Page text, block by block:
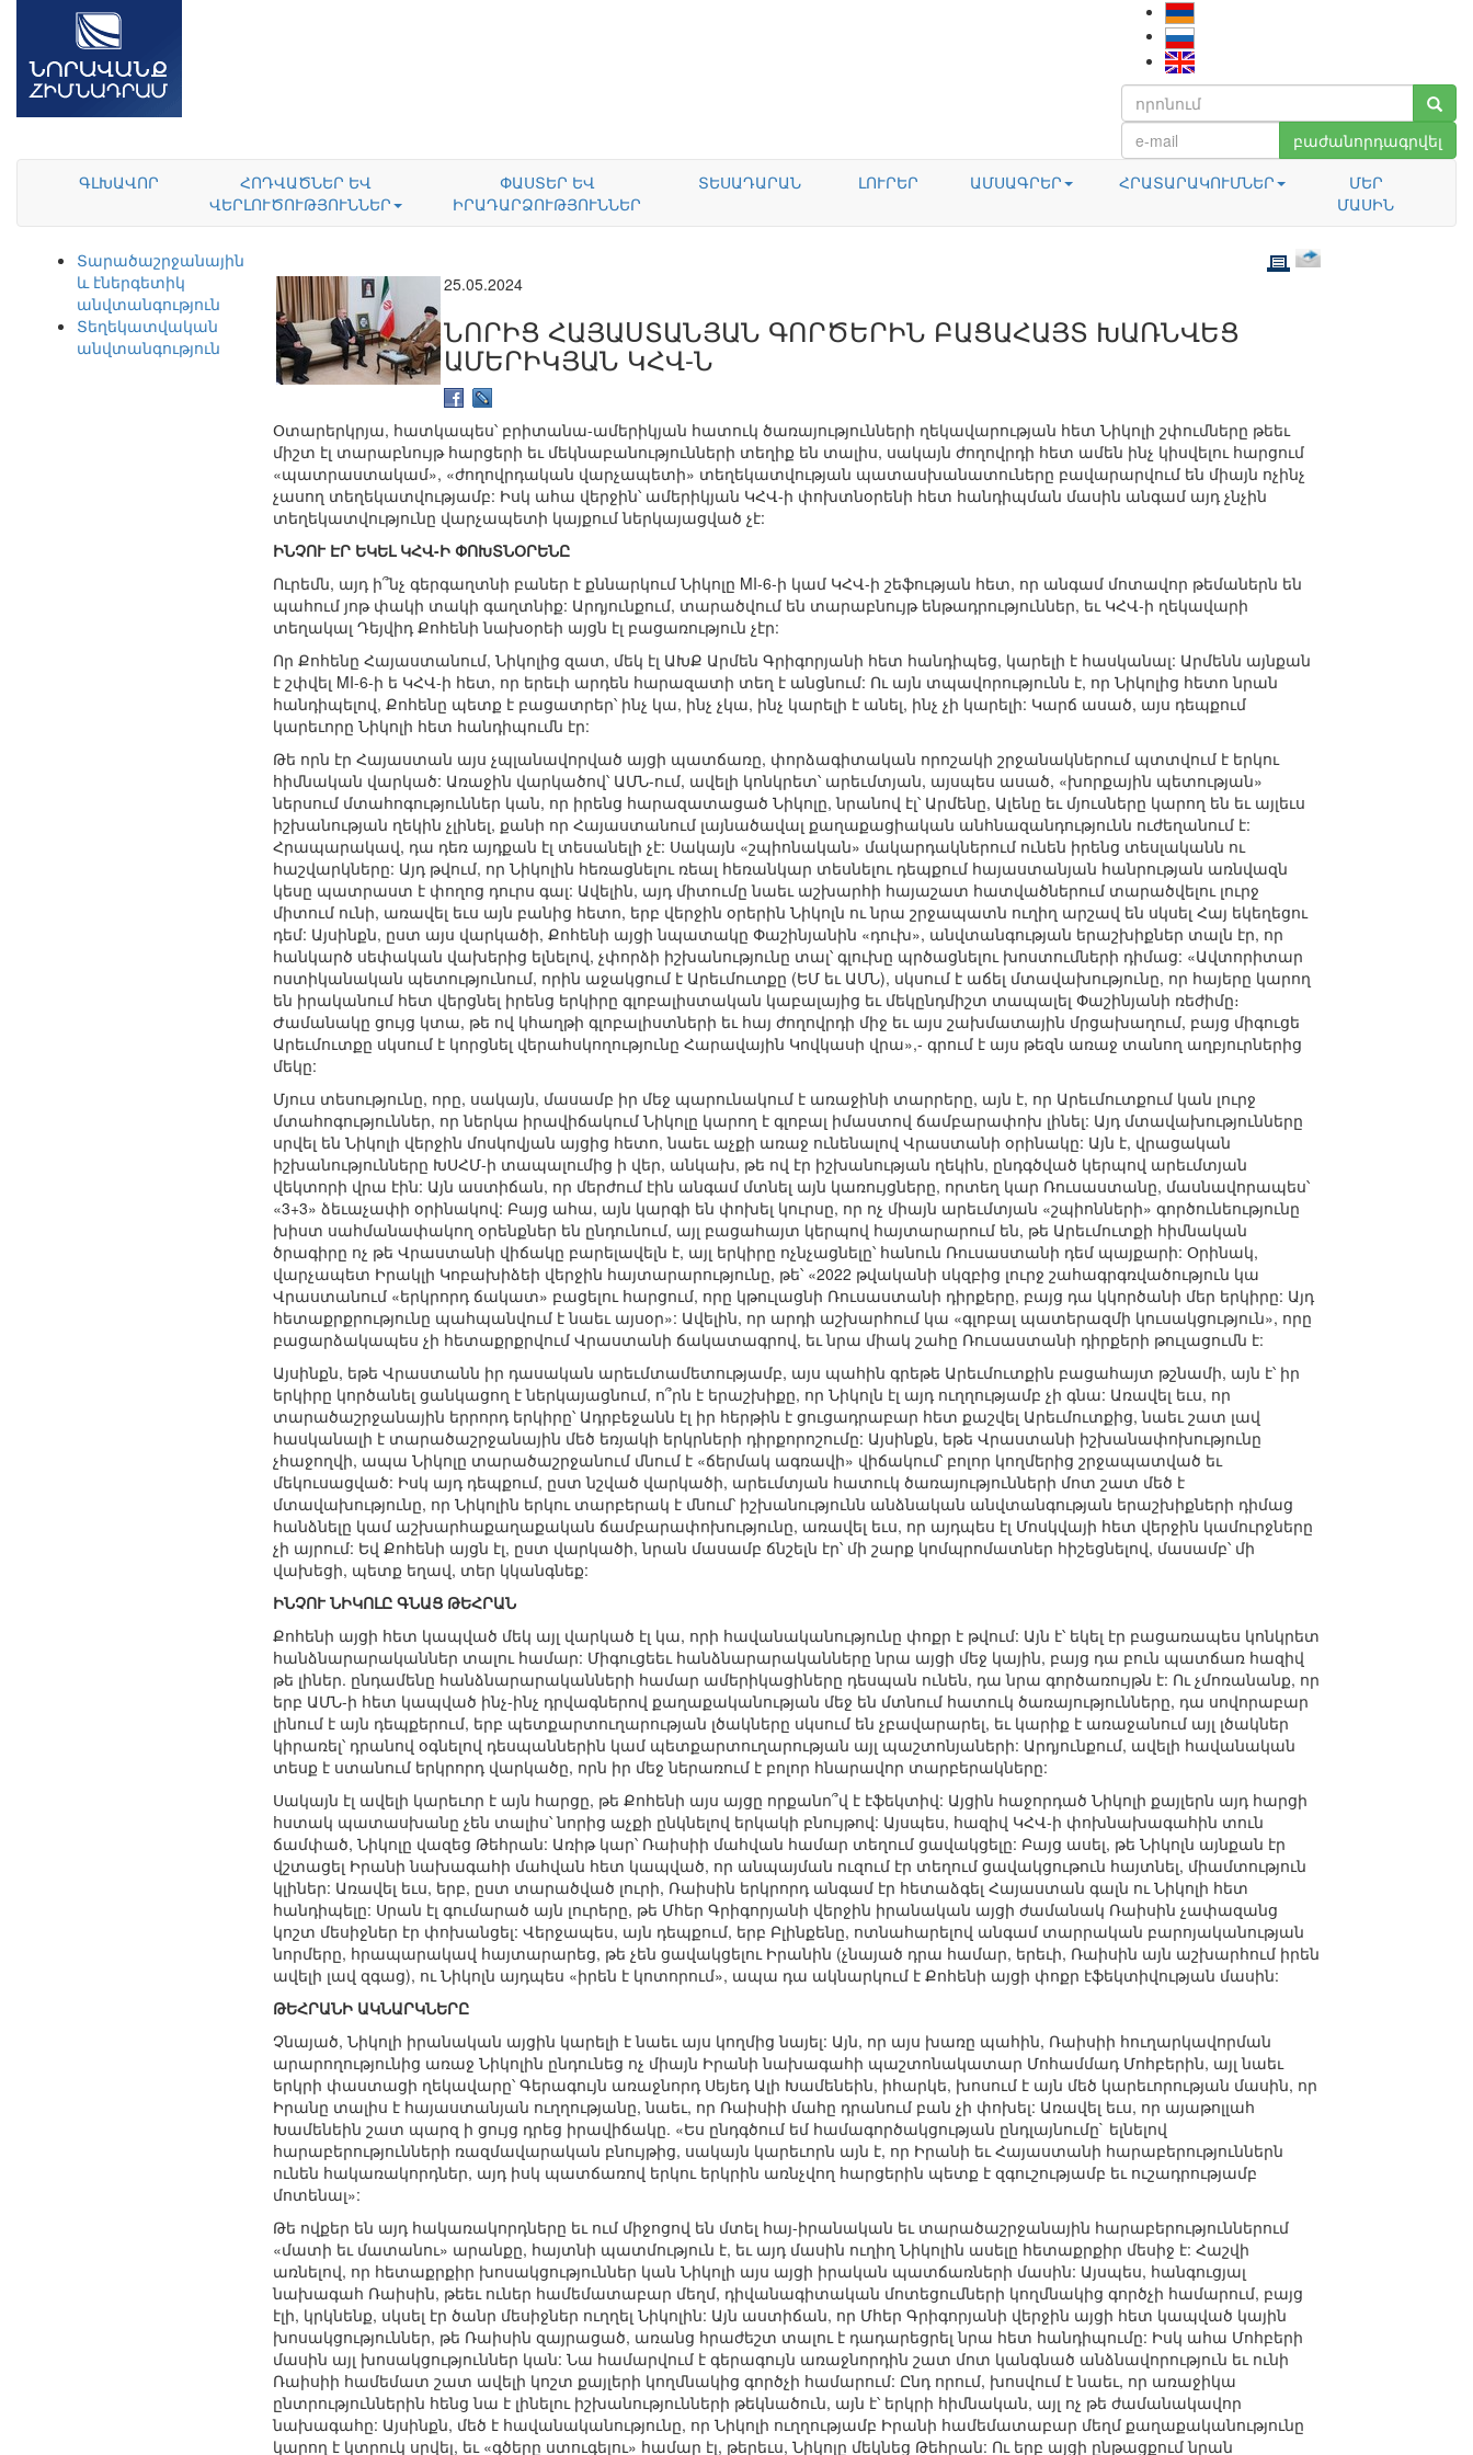
բաժանորդագրվել
ԳԼԽԱՎՈՐ
ՀՈԴՎԱԾՆԵՐ ԵՎ
ՎԵՐԼՈՒԾՈՒԹՅՈՒՆՆԵՐ
ՓԱՍՏԵՐ ԵՎ
ԻՐԱԴԱՐՁՈՒԹՅՈՒՆՆԵՐ
ՏԵՍԱԴԱՐԱՆ ԼՈՒՐԵՐ ԱՄՍԱԳՐԵՐ ՀՐԱՏԱՐԱԿՈՒՄՆԵՐ
ՄԵՐ
ՄԱՍԻՆ
Տարածաշրջանային
և էներգետիկ
անվտանգություն
Տեղեկատվական
անվտանգություն
25.05.2024
ՆՈՐԻՑ ՀԱՅԱՍՏԱՆՅԱՆ ԳՈՐԾԵՐԻՆ ԲԱՑԱՀԱՅՏ ԽԱՌՆՎԵՑ
ԱՄԵՐԻԿՅԱՆ ԿՀՎ-Ն
Օտարերկրյա, հատկապես՝ բրիտանա-ամերիկյան հատուկ ծառայությունների ղեկավարության հետ Նիկոլի շփումները թեեւ
միշտ էլ տարաբնույթ հարցերի եւ մեկնաբանությունների տեղիք են տալիս, սակայն ժողովրդի հետ ամեն ինչ կիսվելու հարցում
«պատրաստակամ», «ժողովրդական վարչապետի» տեղեկատվության պատասխանատուները բավարարվում են միայն ոչինչ
չասող տեղեկատվությամբ: Իսկ ահա վերջին՝ ամերիկյան ԿՀՎ-ի փոխտնօրենի հետ հանդիպման մասին անգամ այդ չնչին
տեղեկատվությունը վարչապետի կայքում ներկայացված չէ:
ԻՆՉՈՒ ԷՐ ԵԿԵԼ ԿՀՎ-Ի ՓՈԽՏՆՕՐԵՆԸ
Ուրեմն, այդ ի՞նչ գերգաղտնի բաներ է քննարկում Նիկոլը MI-6-ի կամ ԿՀՎ-ի շեֆության հետ, որ անգամ մոտավոր թեմաներն են
պահում յոթ փակի տակի գաղտնիք: Արդյունքում, տարածվում են տարաբնույթ ենթադրություններ, եւ ԿՀՎ-ի ղեկավարի
տեղակալ Դեյվիդ Քոհենի նախօրեի այցն էլ բացառություն չէր:
Որ Քոհենը Հայաստանում, Նիկոլից զատ, մեկ էլ ԱԽՔ Արմեն Գրիգորյանի հետ հանդիպեց, կարելի է հասկանալ: Արմենն այնքան
է շփվել MI-6-ի ե ԿՀՎ-ի հետ, որ երեւի արդեն հարազատի տեղ է անցնում: Ու այն տպավորությունն է, որ Նիկոլից հետո նրան
հանդիպելով, Քոհենը պետք է բացատրեր՝ ինչ կա, ինչ չկա, ինչ կարելի է անել, ինչ չի կարելի: Կարճ ասած, այս դեպքում
կարեւորը Նիկոլի հետ հանդիպումն էր:
Թե որն էր Հայաստան այս չպլանավորված այցի պատճառը, փորձագիտական որոշակի շրջանակներում պտտվում է երկու
հիմնական վարկած: Առաջին վարկածով՝ ԱՄՆ-ում, ավելի կոնկրետ՝ արեւմտյան, այսպես ասած, «խորքային պետության»
ներսում մտահոգություններ կան, որ իրենց հարազատացած Նիկոլը, նրանով էլ՝ Արմենը, Ալենը եւ մյուսները կարող են եւ այլեւս
իշխանության ղեկին չլինել, քանի որ Հայաստանում լայնածավալ քաղաքացիական անհնազանդությունն ուժեղանում է:
Հրապարակավ, դա դեռ այդքան էլ տեսանելի չէ: Սակայն «շպիոնական» մակարդակներում ունեն իրենց տեսլականն ու
հաշվարկները: Այդ թվում, որ Նիկոլին հեռացնելու ռեալ հեռանկար տեսնելու դեպքում հայաստանյան հանրության առնվազն
կեսը պատրաստ է փողոց դուրս գալ: Ավելին, այդ միտումը նաեւ աշխարհի հայաշատ հատվածներում տարածվելու լուրջ
միտում ունի, առավել եւս այն բանից հետո, երբ վերջին օրերին Նիկոլն ու նրա շրջապատն ուղիղ արշավ են սկսել Հայ եկեղեցու
դեմ: Այսինքն, ըստ այս վարկածի, Քոհենի այցի նպատակը Փաշինյանին «դուխ», անվտանգության երաշխիքներ տալն էր, որ
հանկարծ սեփական վախերից ելնելով, չփորձի իշխանությունը տալ՝ գլուխը պրծացնելու խոստումների դիմաց: «Ավտորիտար
ոստիկանական պետությունում, որին աջակցում է Արեւմուտքը (ԵՄ եւ ԱՄՆ), սկսում է աճել մտավախությունը, որ հայերը կարող
են իրականում հետ վերցնել իրենց երկիրը գլոբալիստական կաբալայից եւ մեկընդմիշտ տապալել Փաշինյանի ռեժիմը։
Ժամանակը ցույց կտա, թե ով կհաղթի գլոբալիստների եւ հայ ժողովրդի միջ եւ այս շախմատային մրցախաղում, բայց միգուցե
Արեւմուտքը սկսում է կորցնել վերահսկողությունը Հարավային Կովկասի վրա»,- գրում է այս թեզն առաջ տանող աղբյուրներից
մեկը:
Մյուս տեսությունը, որը, սակայն, մասամբ իր մեջ պարունակում է առաջինի տարրերը, այն է, որ Արեւմուտքում կան լուրջ
մտահոգություններ, որ ներկա իրավիճակում Նիկոլը կարող է գլոբալ իմաստով ճամբարափոխ լինել: Այդ մտավախությունները
սրվել են Նիկոլի վերջին մոսկովյան այցից հետո, նաեւ աչքի առաջ ունենալով Վրաստանի օրինակը: Այն է, վրացական
իշխանությունները ԽՍՀՄ-ի տապալումից ի վեր, անկախ, թե ով էր իշխանության ղեկին, ընդգծված կերպով արեւմտյան
վեկտորի վրա էին: Այն աստիճան, որ մերժում էին անգամ մտնել այն կառույցները, որտեղ կար Ռուսաստանը, մասնավորապես՝
«3+3» ձեւաչափի օրինակով: Բայց ահա, այն կարգի են փոխել կուրսը, որ ոչ միայն արեւմտյան «շպիոնների» գործունեությունը
խիստ սահմանափակող օրենքներ են ընդունում, այլ բացահայտ կերպով հայտարարում են, թե Արեւմուտքի հիմնական
ծրագիրը ոչ թե Վրաստանի վիճակը բարելավելն է, այլ երկիրը ոչնչացնելը՝ հանուն Ռուսաստանի դեմ պայքարի: Օրինակ,
վարչապետ Իրակլի Կոբախիձեի վերջին հայտարարությունը, թե՝ «2022 թվականի սկզբից լուրջ շահագրգռվածություն կա
Վրաստանում «երկրորդ ճակատ» բացելու հարցում, որը կթուլացնի Ռուսաստանի դիրքերը, բայց դա կկործանի մեր երկիրը: Այդ
հետաքրքրությունը պահպանվում է նաեւ այսօր»: Ավելին, որ արդի աշխարհում կա «գլոբալ պատերազմի կուսակցություն», որը
բացարձակապես չի հետաքրքրվում Վրաստանի ճակատագրով, եւ նրա միակ շահը Ռուսաստանի դիրքերի թուլացումն է:
Այսինքն, եթե Վրաստանն իր դասական արեւմտամետությամբ, այս պահին գրեթե Արեւմուտքին բացահայտ թշնամի, այն է՝ իր
երկիրը կործանել ցանկացող է ներկայացնում, ո՞րն է երաշխիքը, որ Նիկոլն էլ այդ ուղղությամբ չի գնա: Առավել եւս, որ
տարածաշրջանային երրորդ երկիրը՝ Ադրբեջանն էլ իր հերթին է ցուցադրաբար հետ քաշվել Արեւմուտքից, նաեւ շատ լավ
հասկանալի է տարածաշրջանային մեծ եռյակի երկրների դիրքորոշումը: Այսինքն, եթե Վրաստանի իշխանափոխությունը
չհաջողվի, ապա Նիկոլը տարածաշրջանում մնում է «ճերմակ ագռավի» վիճակում՝ բոլոր կողմերից շրջապատված եւ
մեկուսացված: Իսկ այդ դեպքում, ըստ նշված վարկածի, արեւմտյան հատուկ ծառայությունների մոտ շատ մեծ է
մտավախությունը, որ Նիկոլին երկու տարբերակ է մնում՝ իշխանությունն անձնական անվտանգության երաշխիքների դիմաց
հանձնելը կամ աշխարհաքաղաքական ճամբարափոխությունը, առավել եւս, որ այդպես էլ Մոսկվայի հետ վերջին կամուրջները
չի այրում: Եվ Քոհենի այցն էլ, ըստ վարկածի, նրան մասամբ ճնշելն էր՝ մի շարք կոմպրոմատներ հիշեցնելով, մասամբ՝ մի
վախեցի, պետք եղավ, տեր կկանգնեք:
ԻՆՉՈՒ ՆԻԿՈԼԸ ԳՆԱՑ ԹԵՀՐԱՆ
Քոհենի այցի հետ կապված մեկ այլ վարկած էլ կա, որի հավանականությունը փոքր է թվում: Այն է՝ եկել էր բացառապես կոնկրետ
հանձնարարականներ տալու համար: Միգուցեեւ հանձնարարականները նրա այցի մեջ կային, բայց դա բուն պատճառ հազիվ
թե լիներ. ընդամենը հանձնարարականների համար ամերիկացիները դեսպան ունեն, դա նրա գործառույթն է: Ու չմոռանանք, որ
երբ ԱՄՆ-ի հետ կապված ինչ-ինչ դրվագներով քաղաքականության մեջ են մտնում հատուկ ծառայությունները, դա սովորաբար
լինում է այն դեպքերում, երբ պետքարտուղարության լծակները սկսում են չբավարարել, եւ կարիք է առաջանում այլ լծակներ
կիրառել՝ դրանով օգնելով դեսպաններին կամ պետքարտուղարության այլ պաշտոնյաների: Արդյունքում, ավելի հավանական
տեսք է ստանում երկրորդ վարկածը, որն իր մեջ ներառում է բոլոր հնարավոր տարբերակները:
Սակայն էլ ավելի կարեւոր է այն հարցը, թե Քոհենի այս այցը որքանո՞վ է էֆեկտիվ: Այցին հաջորդած Նիկոլի քայլերն այդ հարցի
հստակ պատասխանը չեն տալիս՝ նորից աչքի ընկնելով երկակի բնույթով: Այսպես, հազիվ ԿՀՎ-ի փոխնախագահին տուն
ճամփած, Նիկոլը վազեց Թեհրան: Առիթ կար՝ Ռաիսիի մահվան համար տեղում ցավակցելը: Բայց ասել, թե Նիկոլն այնքան էր
վշտացել Իրանի նախագահի մահվան հետ կապված, որ անպայման ուզում էր տեղում ցավակցութուն հայտնել, միամտություն
կլիներ: Առավել եւս, երբ, ըստ տարածված լուրի, Ռաիսին երկրորդ անգամ էր հետաձգել Հայաստան գալն ու Նիկոլի հետ
հանդիպելը: Սրան էլ գումարած այն լուրերը, թե Մհեր Գրիգորյանի վերջին իրանական այցի ժամանակ Ռաիսին չափազանց
կոշտ մեսիջներ էր փոխանցել: Վերջապես, այն դեպքում, երբ Բլինքենը, ոտնահարելով անգամ տարրական բարոյականության
նորմերը, հրապարակավ հայտարարեց, թե չեն ցավակցելու Իրանին (չնայած դրա համար, երեւի, Ռաիսին այն աշխարհում իրեն
ավելի լավ զգաց), ու Նիկոլն այդպես «իրեն է կոտորում», ապա դա ակնարկում է Քոհենի այցի փոքր էֆեկտիվության մասին:
ԹԵՀՐԱՆԻ ԱԿՆԱՐԿՆԵՐԸ
Չնայած, Նիկոլի իրանական այցին կարելի է նաեւ այս կողմից նայել: Այն, որ այս խառը պահին, Ռաիսիի հուղարկավորման
արարողությունից առաջ Նիկոլին ընդունեց ոչ միայն Իրանի նախագահի պաշտոնակատար Մոհամմադ Մոհբերին, այլ նաեւ
երկրի փաստացի ղեկավարը՝ Գերագույն առաջնորդ Սեյեդ Ալի Խամենեին, իհարկե, խոսում է այն մեծ կարեւորության մասին, որ
Իրանը տալիս է հայաստանյան ուղղությանը, նաեւ, որ Ռաիսիի մահը դրանում բան չի փոխել: Առավել եւս, որ այաթոլլահ
Խամենեին շատ պարզ ի ցույց դրեց իրավիճակը. «Ես ընդգծում եմ համագործակցության ընդլայնումը` ելնելով
հարաբերությունների ռազմավարական բնույթից, սակայն կարեւորն այն է, որ Իրանի եւ Հայաստանի հարաբերություններն
ունեն հակառակորդներ, այդ իսկ պատճառով երկու երկրին առնչվող հարցերին պետք է զգուշությամբ եւ ուշադրությամբ
մոտենալ»:
Թե ովքեր են այդ հակառակորդները եւ ում միջոցով են մտել հայ-իրանական եւ տարածաշրջանային հարաբերություններում
«մատի եւ մատանու» արանքը, հայտնի պատմություն է, եւ այդ մասին ուղիղ Նիկոլին ասելը հետաքրքիր մեսիջ է: Հաշվի
առնելով, որ հետաքրքիր խոսակցություններ կան Նիկոլի այս այցի իրական պատճառների մասին: Այսպես, հանգուցյալ
նախագահ Ռաիսին, թեեւ ուներ համեմատաբար մեղմ, դիվանագիտական մոտեցումների կողմնակից գործչի համարում, բայց
էլի, կրկնենք, սկսել էր ծանր մեսիջներ ուղղել Նիկոլին: Այն աստիճան, որ Մհեր Գրիգորյանի վերջին այցի հետ կապված կային
խոսակցություններ, թե Ռաիսին զայրացած, առանց հրաժեշտ տալու է դադարեցրել նրա հետ հանդիպումը: Իսկ ահա Մոհբերի
մասին այլ խոսակցություններ կան: Նա համարվում է գերագույն առաջնորդին շատ մոտ կանգնած անձնավորություն եւ ունի
Ռաիսիի համեմատ շատ ավելի կոշտ քայլերի կողմնակից գործչի համարում: Ընդ որում, խոսվում է նաեւ, որ առաջիկա
ընտրություններին հենց նա է լինելու իշխանությունների թեկնածուն, այն է՝ երկրի հիմնական, այլ ոչ թե ժամանակավոր
նախագահը: Այսինքն, մեծ է հավանականությունը, որ Նիկոլի ուղղությամբ Իրանի համեմատաբար մեղմ քաղաքականությունը
կարող է կտրուկ սրվել, եւ «գծերը ստուգելու» համար էլ, թերեւս, Նիկոլը մեկնեց Թեհրան: Ու երբ այցի ընթացքում նրան